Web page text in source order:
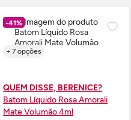
-41%
+ 7 opções
QUEM DISSE, BERENICE?
Batom Líquido Rosa Amorali
Mate Volumão 4ml